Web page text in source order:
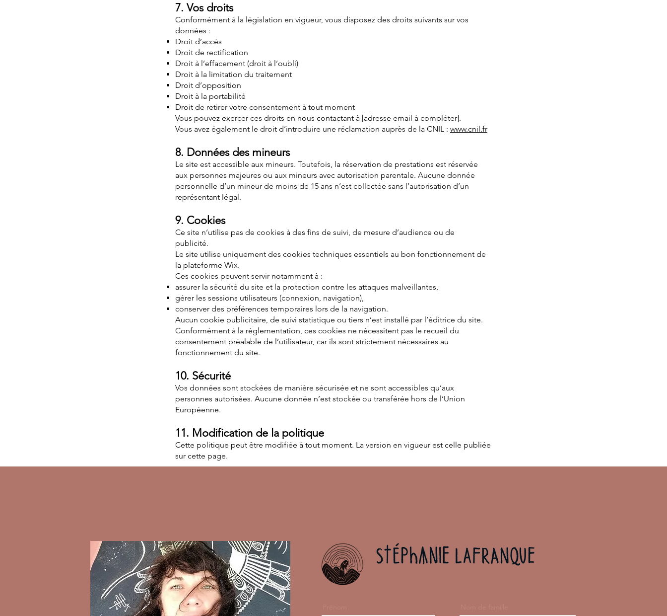
7. Vos droits
Conformément à la législation en vigueur, vous disposez des droits suivants sur vos
données :
Droit d’accès
Droit de rectification
Droit à l’effacement (droit à l’oubli)
Droit à la limitation du traitement
Droit d’opposition
Droit à la portabilité
Droit de retirer votre consentement à tout moment
Vous pouvez exercer ces droits en nous contactant à [adresse email à compléter].
Vous avez également le droit d’introduire une réclamation auprès de la CNIL : www.cnil.fr
8. Données des mineurs
Le site est accessible aux mineurs. Toutefois, la réservation de prestations est réservée
aux personnes majeures ou aux mineurs avec autorisation parentale. Aucune donnée
personnelle d’un mineur de moins de 15 ans n’est collectée sans l’autorisation d’un
représentant légal.
9. Cookies
Ce site n’utilise pas de cookies à des fins de suivi, de mesure d’audience ou de
publicité.
Le site utilise uniquement des cookies techniques essentiels au bon fonctionnement de
la plateforme Wix.
Ces cookies peuvent servir notamment à :
assurer la sécurité du site et la protection contre les attaques malveillantes,
gérer les sessions utilisateurs (connexion, navigation),
conserver des préférences temporaires lors de la navigation.
Aucun cookie publicitaire, de suivi statistique ou tiers n’est installé par l’éditrice du site.
Conformément à la réglementation, ces cookies ne nécessitent pas le recueil du
consentement préalable de l’utilisateur, car ils sont strictement nécessaires au
fonctionnement du site.
10. Sécurité
Vos données sont stockées de manière sécurisée et ne sont accessibles qu’aux
personnes autorisées. Aucune donnée n’est stockée ou transférée hors de l’Union
Européenne.
11. Modification de la politique
Cette politique peut être modifiée à tout moment. La version en vigueur est celle publiée
sur cette page.